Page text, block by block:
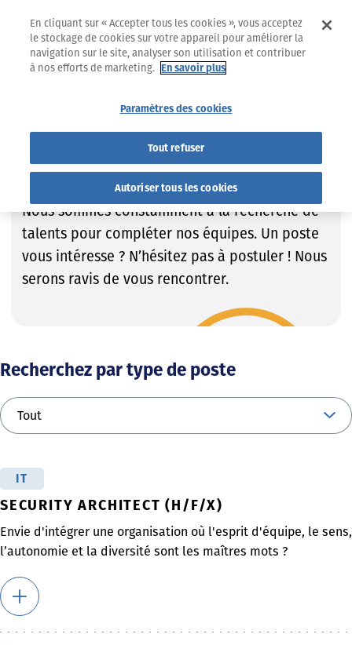
Trouvez le job qui VOUS convient !
Trouvez le job qui VOUS
convient !
Nous sommes constamment à la recherche de
talents pour compléter nos équipes. Un poste
vous intéresse ? N’hésitez pas à postuler ! Nous
serons ravis de vous rencontrer.
Recherchez par type de poste
IT
SECURITY ARCHITECT (H/F/X)
Envie d'intégrer une organisation où l'esprit d'équipe, le sens,
l’autonomie et la diversité sont les maîtres mots ?
En cliquant sur « Accepter tous les cookies », vous acceptez
le stockage de cookies sur votre appareil pour améliorer la
navigation sur le site, analyser son utilisation et contribuer
à nos efforts de marketing. En savoir plus
Paramètres des cookies
Tout refuser
Autoriser tous les cookies